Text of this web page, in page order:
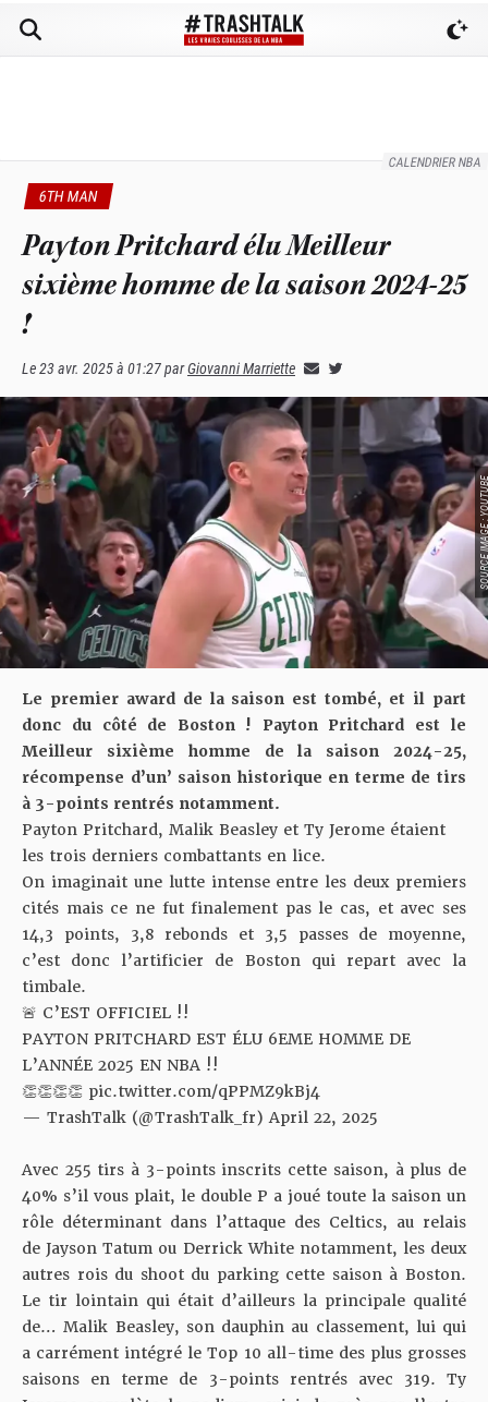
CALENDRIER NBA
6TH MAN
Payton Pritchard élu Meilleur
sixième homme de la saison 2024-25
!
Le23 avr. 2025 à 01:27parGiovanni Marriette
SOURCE
Le premier award de la saison est tombé, et il part
donc du côté de Boston ! Payton Pritchard est le
Meilleur sixième homme de la saison 2024-25,
récompense d’un’ saison historique en terme de tirs
à 3-points rentrés notamment.
Payton Pritchard, Malik Beasley et Ty Jerome étaient
les trois derniers combattants en lice.
On imaginait une lutte intense entre les deux premiers
cités mais ce ne fut finalement pas le cas, et avec ses
14,3 points, 3,8 rebonds et 3,5 passes de moyenne,
c’est donc l’artificier de Boston qui repart avec la
timbale.
🚨 C’EST OFFICIEL !!
PAYTON PRITCHARD EST ÉLU 6EME HOMME DE
L’ANNÉE 2025 EN NBA !!
👏👏👏👏 pic.twitter.com/qPPMZ9kBj4
— TrashTalk (@TrashTalk_fr)April 22, 2025
Avec 255 tirs à 3-points inscrits cette saison, à plus de
40% s’il vous plait, le double P a joué toute la saison un
rôle déterminant dans l’attaque des Celtics, au relais
de Jayson Tatum ou Derrick White notamment, les deux
autres rois du shoot du parking cette saison à Boston.
Le tir lointain qui était d’ailleurs la principale qualité
de… Malik Beasley, son dauphin au classement, lui qui
a carrément intégré le Top 10 all-time des plus grosses
saisons en terme de 3-points rentrés avec 319. Ty